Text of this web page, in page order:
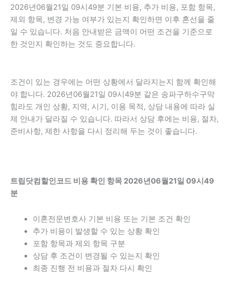
2026년06월21일 09시49분 기본 비용, 추가 비용, 포함 항목,
제외 항목, 변경 가능 여부가 있는지 확인하면 이후 혼선을 줄
일 수 있습니다. 처음 안내받은 금액이 어떤 조건을 기준으로
한 것인지 확인하는 것도 중요합니다.
조건이 있는 경우에는 어떤 상황에서 달라지는지 함께 확인해
야 합니다. 2026년06월21일 09시49분 같은 송파구하수구막
힘라도 개인 상황, 지역, 시기, 이용 목적, 상담 내용에 따라 실
제 안내가 달라질 수 있습니다. 따라서 상담 후에는 비용, 절차,
준비사항, 제한 사항을 다시 정리해 두는 것이 좋습니다.
트립닷컴할인코드 비용 확인 항목 2026년06월21일 09시49
분
이혼전문변호사 기본 비용 또는 기본 조건 확인
추가 비용이 발생할 수 있는 상황 확인
포함 항목과 제외 항목 구분
상담 후 조건이 변경될 수 있는지 확인
최종 진행 전 비용과 절차 다시 확인